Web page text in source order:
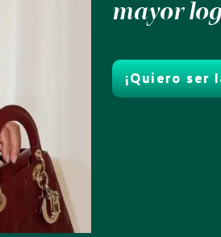
mayor
¡Quiero ser